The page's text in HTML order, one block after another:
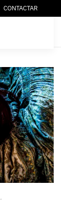
CONTACTAR
.